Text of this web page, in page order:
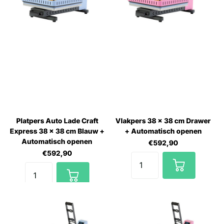
Platpers Auto Lade Craft
Express 38 x 38 cm Blauw +
Automatisch openen
€592,90
Vlakpers 38 x 38 cm Drawer
+ Automatisch openen
€592,90